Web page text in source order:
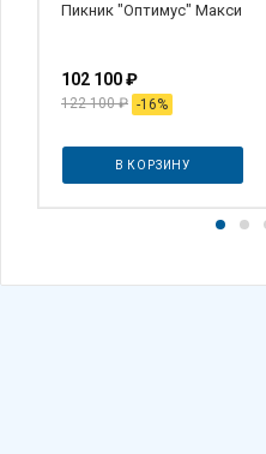
Пикник "Оптимус" Макси
102 100₽
122 100₽ -16%
В КОРЗИНУ